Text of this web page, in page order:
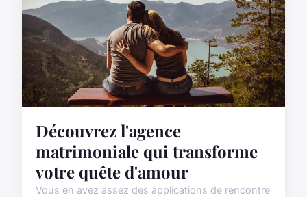
Découvrez l'agence
matrimoniale qui transforme
votre quête d'amour
Vous en avez assez des applications de rencontre